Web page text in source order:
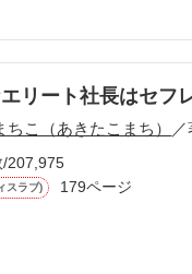
に二人の関係は壊れてし
は両親の離婚によって
離れ離れになった。
リート社長はセフ
ちこ（あきたこまち）
/207,975
スラブ) 179ページ